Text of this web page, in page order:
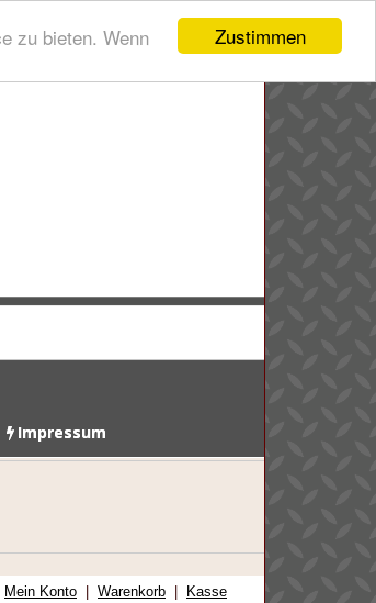
Zustimmen
zu bieten. Wenn
Impressum
Mein Konto Warenkorb
Kasse